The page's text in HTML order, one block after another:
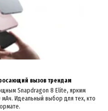
вызов трендам
Snapdragon 8 Elite, ярким
мАч. Идеальный выбор для тех, кто